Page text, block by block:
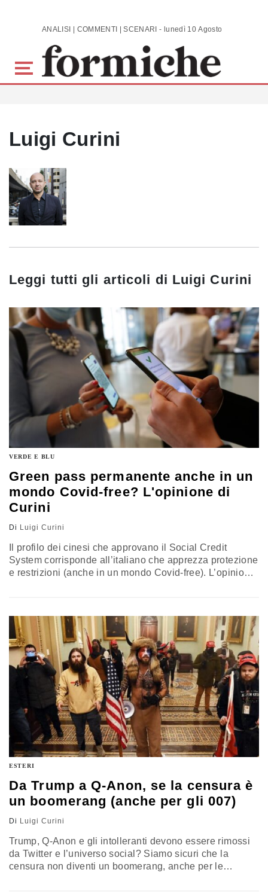
Skip to main content ANALISI | COMMENTI | SCENARI - lunedì 10 Agosto 2026
Luigi Curini
Leggi tutti gli articoli di Luigi Curini
VERDE E BLU
Green pass permanente anche in un
mondo Covid-free? L'opinione di
Curini
Di Luigi Curini
Il profilo dei cinesi che approvano il Social Credit
System corrisponde all’italiano che apprezza protezione
e restrizioni (anche in un mondo Covid-free). L’opinione
ESTERI
Da Trump a Q-Anon, se la censura è
un boomerang (anche per gli 007)
Di Luigi Curini
Trump, Q-Anon e gli intolleranti devono essere rimossi
da Twitter e l’universo social? Siamo sicuri che la
censura non diventi un boomerang, anche per le